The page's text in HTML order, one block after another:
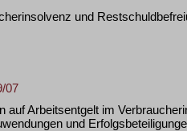
und
07
auf Arbeitsentgelt im
und